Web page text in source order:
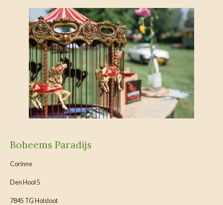
Boheems Paradijs
Corinne
Den Hool 5
7845 TG Holsloot